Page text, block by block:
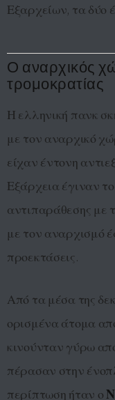
Εξαρχείων, τα δύο
Ο αναρχικός
τρομοκρατίας
Η ελληνική πανκ
με τον αναρχικό
είχαν έντονη
Εξάρχεια έγιναν
αντιπαράθεσης με
με τον αναρχισμό
προεκτάσεις.
Από τα μέσα της
ορισμένα άτομα
κινούνταν γύρω
πέρασαν στην
περίπτωση ήταν ο